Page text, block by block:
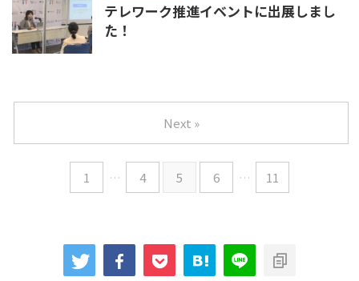
テレワーク推進イベントに出展しまし
た！
1 … 4 5 6 … 11
Next »